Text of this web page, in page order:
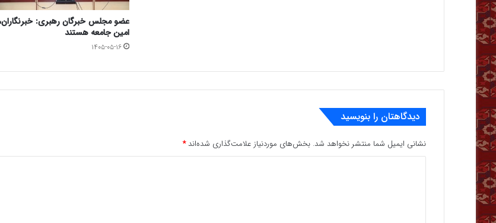
عضو مجلس خبرگان رهبری: خبرنگاران،
امین جامعه هستند
۱۴۰۵-۰۵-۱۶
دیدگاهتان را بنویسید
نشانی ایمیل شما منتشر نخواهد شد. بخش‌های موردنیاز علامت‌گذاری شده‌اند*